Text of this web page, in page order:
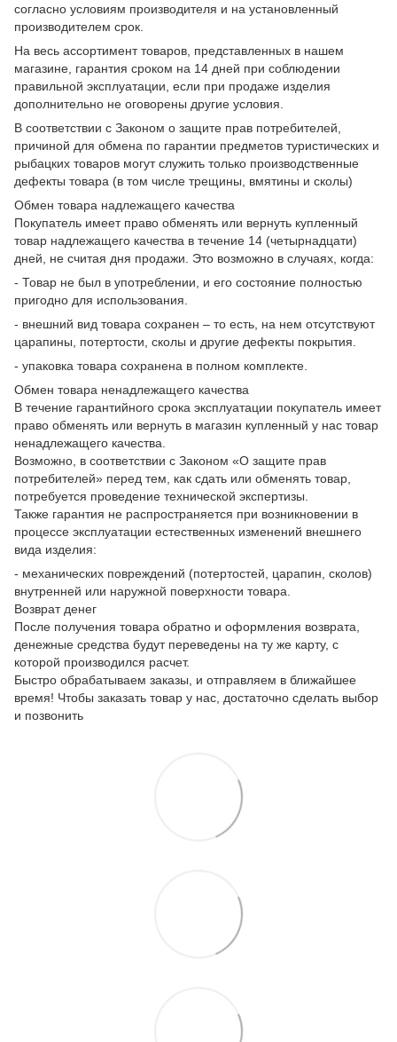
согласно условиям производителя и на установленный
производителем срок.
На весь ассортимент товаров, представленных в нашем
магазине, гарантия сроком на 14 дней при соблюдении
правильной эксплуатации, если при продаже изделия
дополнительно не оговорены другие условия.
В соответствии с Законом о защите прав потребителей,
причиной для обмена по гарантии предметов туристических и
рыбацких товаров могут служить только производственные
дефекты товара (в том числе трещины, вмятины и сколы)
Обмен товара надлежащего качества
Покупатель имеет право обменять или вернуть купленный
товар надлежащего качества в течение 14 (четырнадцати)
дней, не считая дня продажи. Это возможно в случаях, когда:
- Товар не был в употреблении, и его состояние полностью
пригодно для использования.
- внешний вид товара сохранен – то есть, на нем отсутствуют
царапины, потертости, сколы и другие дефекты покрытия.
- упаковка товара сохранена в полном комплекте.
Обмен товара ненадлежащего качества
В течение гарантийного срока эксплуатации покупатель имеет
право обменять или вернуть в магазин купленный у нас товар
ненадлежащего качества.
Возможно, в соответствии с Законом «О защите прав
потребителей» перед тем, как сдать или обменять товар,
потребуется проведение технической экспертизы.
Также гарантия не распространяется при возникновении в
процессе эксплуатации естественных изменений внешнего
вида изделия:
- механических повреждений (потертостей, царапин, сколов)
внутренней или наружной поверхности товара.
Возврат денег
После получения товара обратно и оформления возврата,
денежные средства будут переведены на ту же карту, с
которой производился расчет.
Быстро обрабатываем заказы, и отправляем в ближайшее
время! Чтобы заказать товар у нас, достаточно сделать выбор
и позвонить